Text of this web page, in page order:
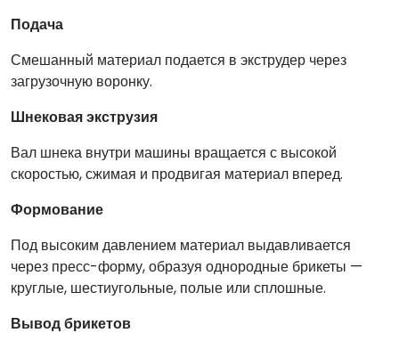
Подача
Смешанный материал подается в экструдер через
загрузочную воронку.
Шнековая экструзия
Вал шнека внутри машины вращается с высокой
скоростью, сжимая и продвигая материал вперед.
Формование
Под высоким давлением материал выдавливается
через пресс-форму, образуя однородные брикеты —
круглые, шестиугольные, полые или сплошные.
Вывод брикетов